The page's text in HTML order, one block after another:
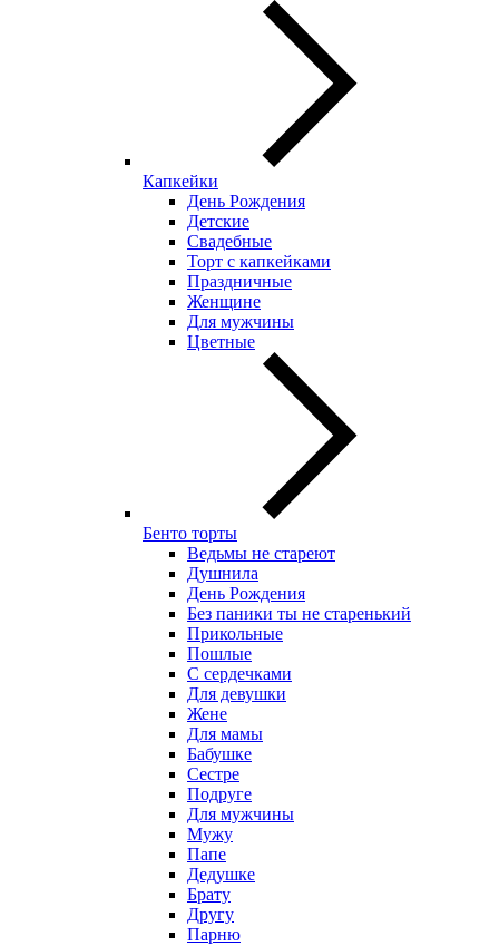
Капкейки
День Рождения
Детские
Свадебные
Торт с капкейками
Праздничные
Женщине
Для мужчины
Цветные
Бенто торты
Ведьмы не стареют
Душнила
День Рождения
Без паники ты не старенький
Прикольные
Пошлые
С сердечками
Для девушки
Жене
Для мамы
Бабушке
Сестре
Подруге
Для мужчины
Мужу
Папе
Дедушке
Брату
Другу
Парню